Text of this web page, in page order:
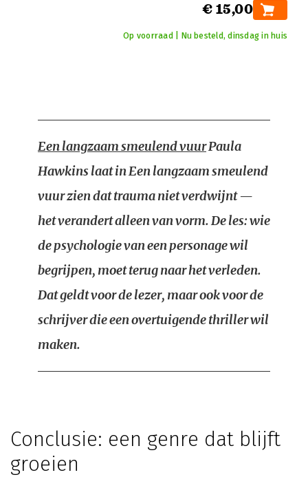
€ 15,00
Op voorraad | Nu besteld, dinsdag in huis
Een langzaam smeulend vuurPaula
Hawkins laat in Een langzaam smeulend
vuur zien dat trauma niet verdwijnt —
het verandert alleen van vorm. De les: wie
de psychologie van een personage wil
begrijpen, moet terug naar het verleden.
Dat geldt voor de lezer, maar ook voor de
schrijver die een overtuigende thriller wil
maken.
Conclusie: een genre dat blijft
groeien